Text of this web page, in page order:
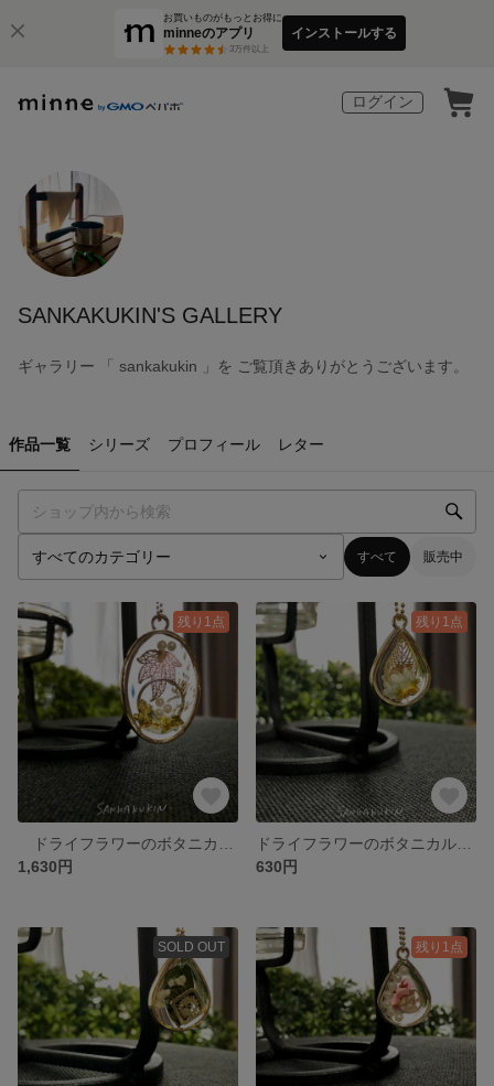
お買いものがもっとお得に
minneのアプリ
3万件以上
インストールする
ログイン
SANKAKUKIN'S GALLERY
ギャラリー 「 sankakukin 」を ご覧頂きありがとうございます。
作品一覧 シリーズ プロフィール レター
すべて 販売中
残り1点
1,630円
残り1点
630円
SOLD OUT 残り1点